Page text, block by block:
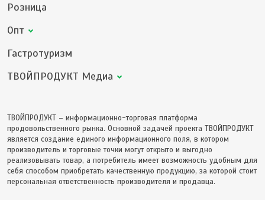
Розница
Опт
Гастротуризм
ТВОЙПРОДУКТ Медиа
ТВОЙПРОДУКТ – информационно-торговая платформа
продовольственного рынка. Основной задачей проекта ТВОЙПРОДУКТ
является создание единого информационного поля, в котором
производитель и торговые точки могут открыто и выгодно
реализовывать товар, а потребитель имеет возможность удобным для
себя способом приобретать качественную продукцию, за которой стоит
персональная ответственность производителя и продавца.